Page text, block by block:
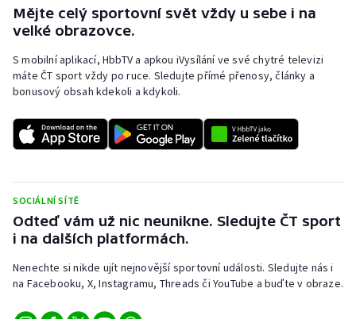
Ragby
Rychlobruslení
Rychlostní kanoistika
Short track
Stolní tenis
Triatlon
Veslování
Mějte celý sportovní svět vždy u sebe i na
velké obrazovce.
S mobilní aplikací, HbbTV a apkou iVysílání ve své chytré televizi
máte ČT sport vždy po ruce. Sledujte přímé přenosy, články a
bonusový obsah kdekoli a kdykoli.
SOCIÁLNÍ SÍTĚ
Odteď vám už nic neunikne. Sledujte ČT sport
i na dalších platformách.
Nenechte si nikde ujít nejnovější sportovní události. Sledujte nás i
na Facebooku, X, Instagramu, Threads či YouTube a buďte v obraze.